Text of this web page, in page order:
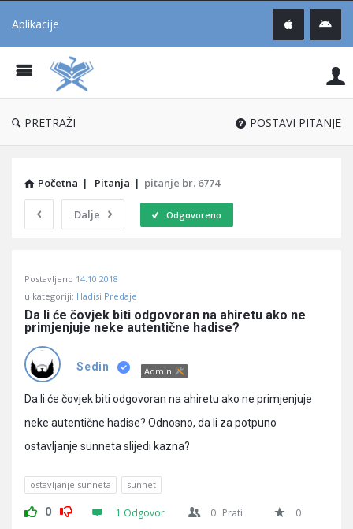
Aplikacije
®
PRETRAŽI POSTAVI PITANJE
Početna | Pitanja | pitanje br. 6774
Dalje Odgovoreno
Učene
Latest
Pitanja
Postavljeno 14.10.2018
u kategoriji: Hadisi Predaje
Da li će čovjek biti odgovoran na ahiretu ako ne
primjenjuje neke autentične hadise?
Sedin Admin
Da li će čovjek biti odgovoran na ahiretu ako ne primjenjuje
neke autentične hadise? Odnosno, da li za potpuno
ostavljanje sunneta slijedi kazna?
ostavljanje sunneta sunnet
0 1 Odgovor 0 Prati
0